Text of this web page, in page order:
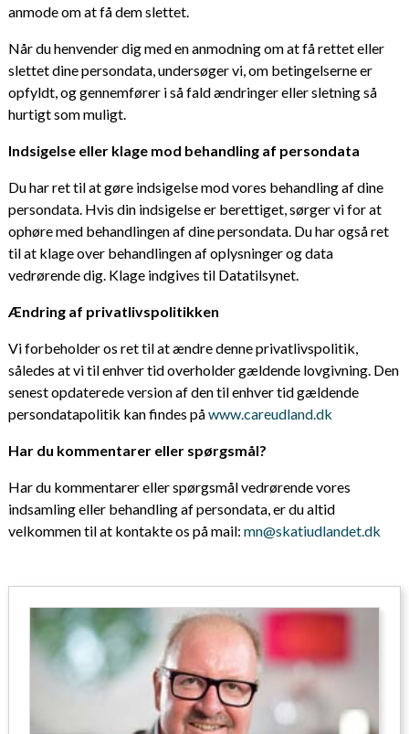
anmode om at få dem slettet.
Når du henvender dig med en anmodning om at få rettet eller
slettet dine persondata, undersøger vi, om betingelserne er
opfyldt, og gennemfører i så fald ændringer eller sletning så
hurtigt som muligt.
Indsigelse eller klage mod behandling af persondata
Du har ret til at gøre indsigelse mod vores behandling af dine
persondata. Hvis din indsigelse er berettiget, sørger vi for at
ophøre med behandlingen af dine persondata. Du har også ret
til at klage over behandlingen af oplysninger og data
vedrørende dig. Klage indgives til Datatilsynet.
Ændring af privatlivspolitikken
Vi forbeholder os ret til at ændre denne privatlivspolitik,
således at vi til enhver tid overholder gældende lovgivning. Den
senest opdaterede version af den til enhver tid gældende
persondatapolitik kan findes påwww.careudland.dk
Har du kommentarer eller spørgsmål?
Har du kommentarer eller spørgsmål vedrørende vores
indsamling eller behandling af persondata, er du altid
velkommen til at kontakte os på mail: mn@skatiudlandet.dk